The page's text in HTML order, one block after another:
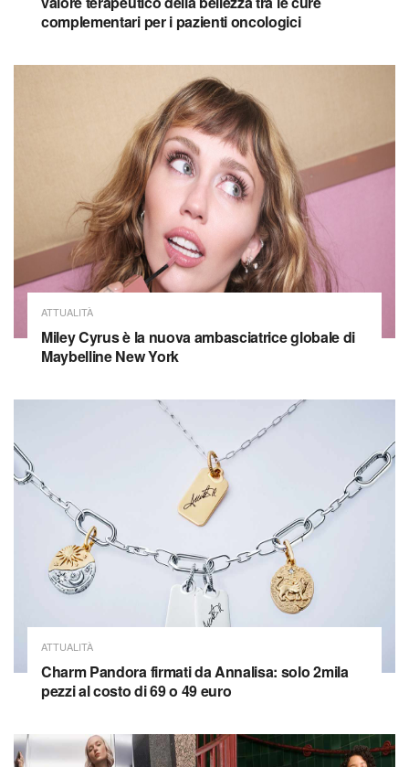
complementari per i pazienti oncologici
ATTUALITÀ
Miley Cyrus è la nuova ambasciatrice globale di
Maybelline New York
ATTUALITÀ
Charm Pandora firmati da Annalisa: solo 2mila
pezzi al costo di 69 o 49 euro